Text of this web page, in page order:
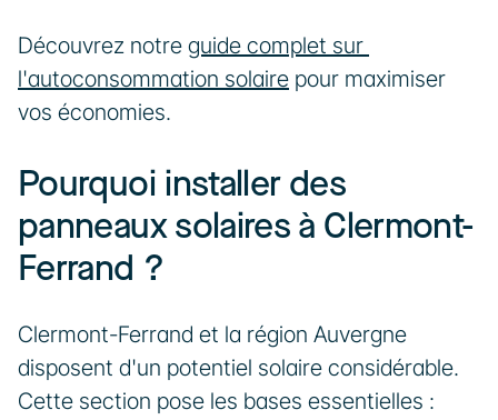
Découvrez notre guide complet sur
l'autoconsommation solaire pour maximiser
vos économies.
Pourquoi installer des
panneaux solaires à Clermont-
Ferrand ?
Clermont-Ferrand et la région Auvergne
disposent d'un potentiel solaire considérable.
Cette section pose les bases essentielles :